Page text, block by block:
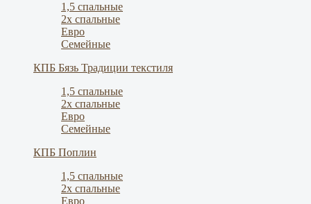
1,5 спальные
2х спальные
Евро
Семейные
КПБ Бязь Традиции текстиля
1,5 спальные
2х спальные
Евро
Семейные
КПБ Поплин
1,5 спальные
2х спальные
Евро